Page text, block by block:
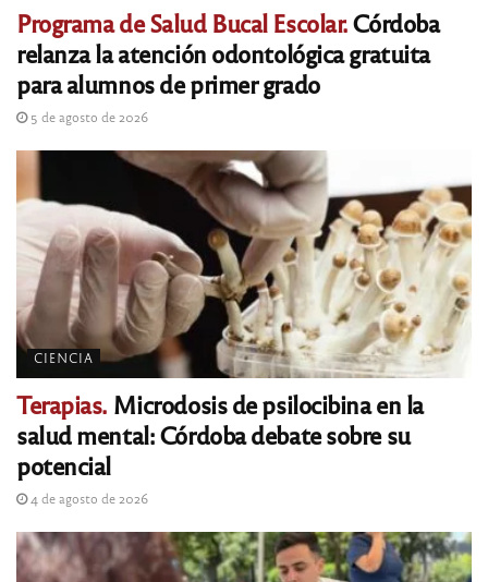
Programa de Salud Bucal Escolar.Córdoba
relanza la atención odontológica gratuita
para alumnos de primer grado
5 de agosto de 2026
CIENCIA
Terapias. Microdosis de psilocibina en la
salud mental: Córdoba debate sobre su
potencial
4 de agosto de 2026